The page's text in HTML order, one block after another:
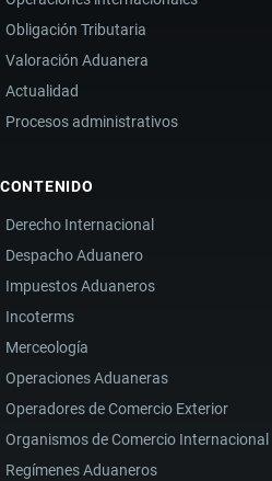
Obligación Tributaria
Valoración Aduanera
Actualidad
Procesos administrativos
CONTENIDO
Derecho Internacional
Despacho Aduanero
Impuestos Aduaneros
Incoterms
Merceología
Operaciones Aduaneras
Operadores de Comercio Exterior
Organismos de Comercio Internacional
Regímenes Aduaneros